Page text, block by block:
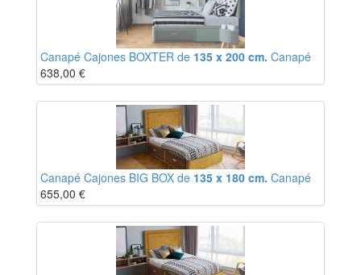
Canapé Cajones BOXTER de 135 x 200 cm. Canapé
638,00 €
Canapé Cajones BIG BOX de 135 x 180 cm. Canapé
655,00 €